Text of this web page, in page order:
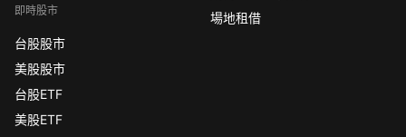
即時股市
台股股市
美股股市
台股ETF
美股ETF
場地租借